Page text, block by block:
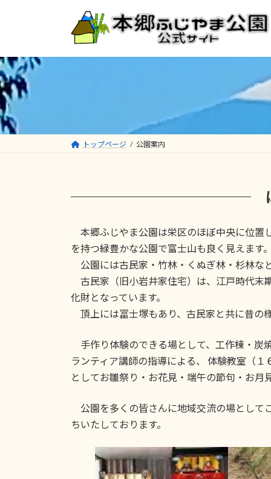
ツ
へ
ス
キ
ッ
プ
シ
ョ
ン
に
移
動
トップページ 公園案内
本郷ふじやま公園は栄区のほぼ中央に位置
を持つ緑豊かな公園で富士山も良く見えます
公園には古民家・竹林・くぬぎ林・杉林な
古民家（旧小岩井家住宅）は、江戸時代末
化財となっています。
頂上には冨士塚もあり、古民家と共に昔の
手作り体験のできる場として、工作棟・炭
ランティア講師の指導による、 体験教室（
としてお雛祭り・お花見・端午の節句・お月
公園を多くの皆さんに地域交流の場として
ちいたしております。